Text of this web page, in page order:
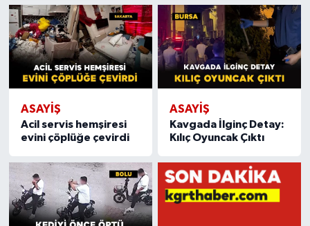
ASAYIŞ
Acil servis hemşiresi
evini çöplüğe çevirdi
ASAYIŞ
Kavgada İlginç Detay:
Kılıç Oyuncak Çıktı